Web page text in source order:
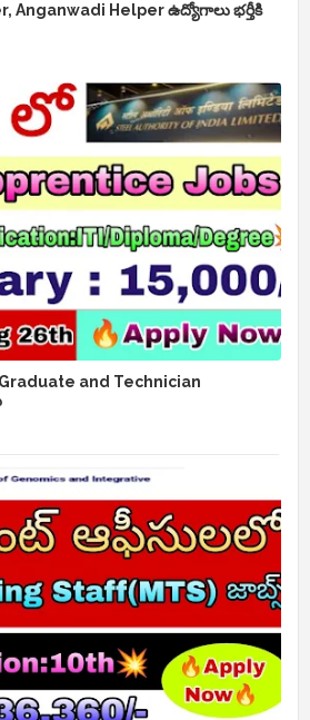
Anganwadi Helper ఉద్యోగాలు భర్తీకి
and Technician